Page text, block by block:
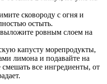
сковороду с огня и
остыть.
ровным слоем на
капусту морепродукты,
лимона и подавайте на
все ингредиенты, от